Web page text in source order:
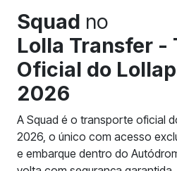
Squad no
Lolla Transfer -
Oficial do
2026
A Squad é o transporte oficial
2026, o único com acesso
e embarque dentro do